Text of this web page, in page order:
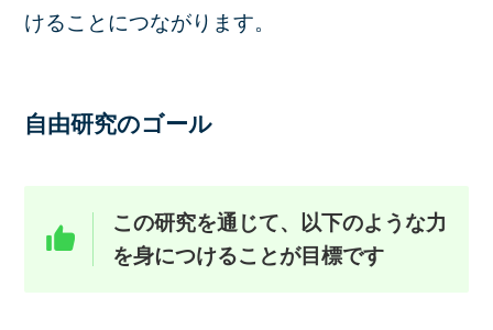
けることにつながります。
自由研究のゴール
この研究を通じて、以下のような力
を身につけることが目標です